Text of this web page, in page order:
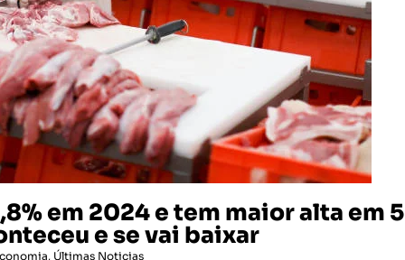
em 2024 e tem maior alta em 5
e se vai baixar
, Últimas Noticias